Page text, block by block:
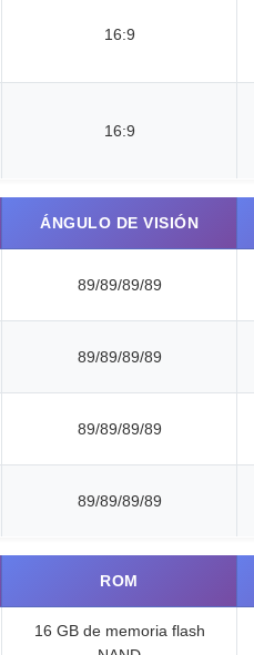
16:9
16:9
ÁNGULO DE VISIÓN
89/89/89/89
89/89/89/89
89/89/89/89
89/89/89/89
ROM
16 GB de memoria flash